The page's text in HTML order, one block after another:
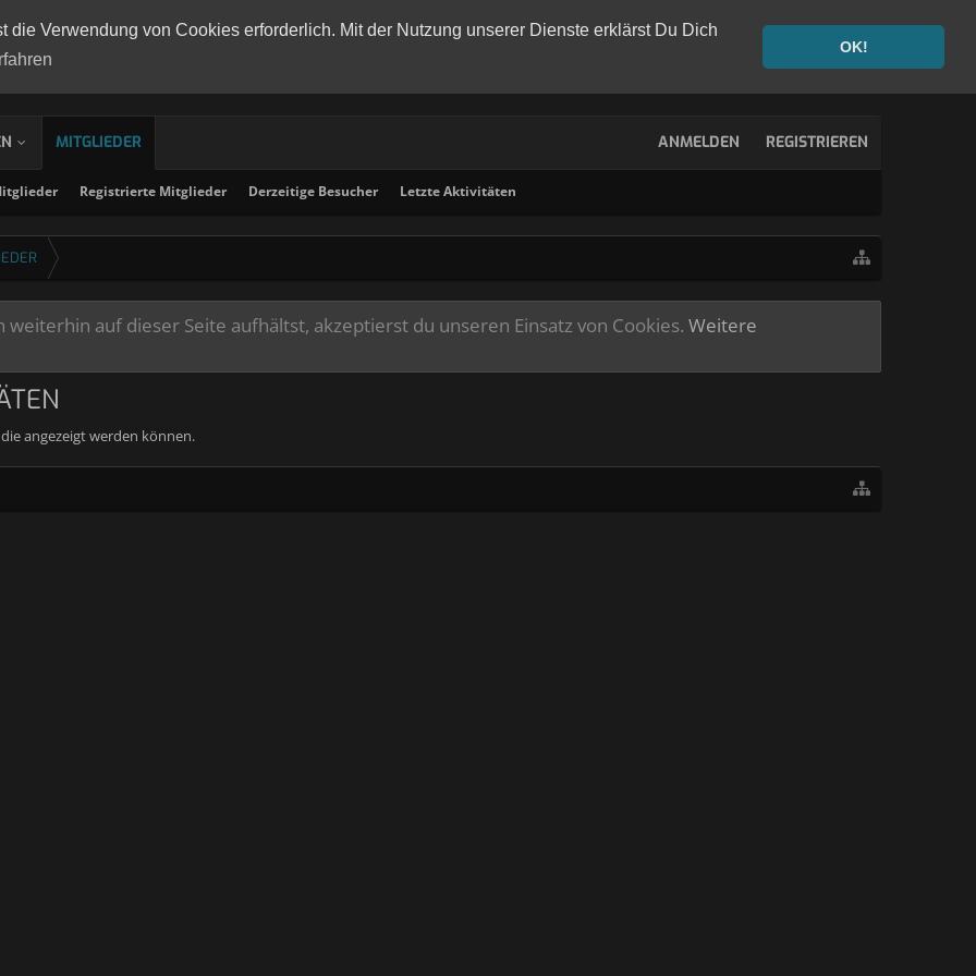
Verwendung von Cookies erforderlich. Mit der Nutzung unserer Dienste erklärst Du Dich
OK!
MITGLIEDER
Registrierte Mitglieder Derzeitige Besucher Letzte Aktivitäten
ANMELDEN REGISTRIEREN
auf dieser Seite aufhältst, akzeptierst du unseren Einsatz von Cookies. Weitere
angezeigt werden können.